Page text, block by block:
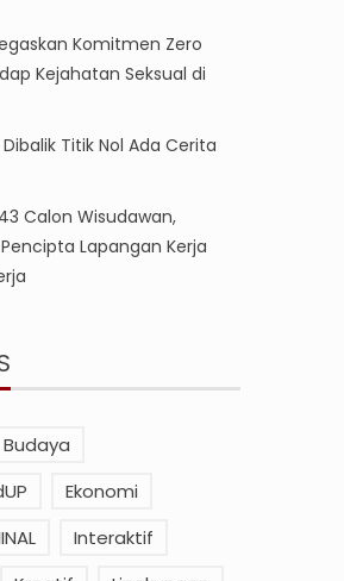
Komitmen Zero
Kejahatan Seksual di
Titik Nol Ada Cerita
Calon Wisudawan,
Lapangan Kerja
Budaya
Ekonomi
Interaktif